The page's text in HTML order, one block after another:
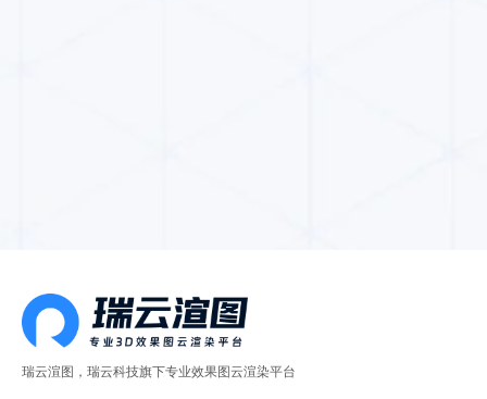
瑞云渲图，瑞云科技旗下专业效果图云渲染平台